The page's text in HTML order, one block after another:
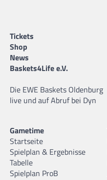
Tickets
Shop
News
Baskets4Life e.V.
Die EWE Baskets Oldenburg
live und auf Abruf bei Dyn
Gametime
Startseite
Spielplan & Ergebnisse
Tabelle
Spielplan ProB